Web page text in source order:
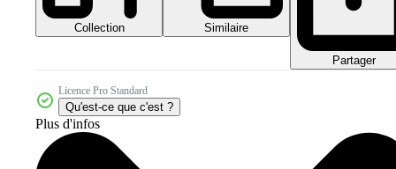
Collection Similaire
Partager
Licence Pro Standard
Qu'est-ce que c'est ?
Plus d'infos